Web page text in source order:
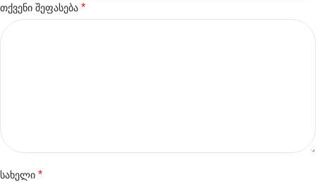
თქვენი შეფასება *
სახელი *